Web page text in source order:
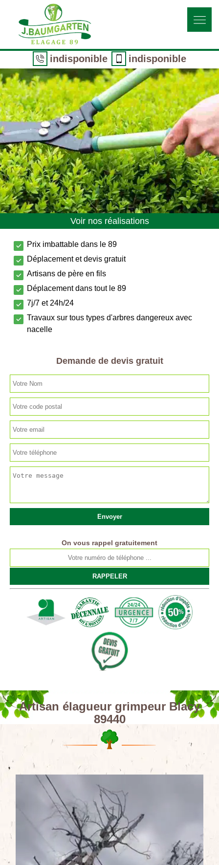
indisponible indisponible
Voir nos réalisations
Prix imbattable dans le 89
Déplacement et devis gratuit
Artisans de père en fils
Déplacement dans tout le 89
7j/7 et 24h/24
Travaux sur tous types d'arbres dangereux avec
nacelle
Demande de devis gratuit
On vous rappel gratuitement
Artisan élagueur grimpeur Blacy
89440